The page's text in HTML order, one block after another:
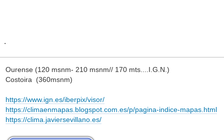
.
Ourense (120 msnm- 210 msnm// 170 mts....I.G.N.)
Costoira (360msnm)
https://www.ign.es/iberpix/visor/
https://climaenmapas.blogspot.com.es/p/pagina-indice-mapas.html
https://clima.javiersevillano.es/